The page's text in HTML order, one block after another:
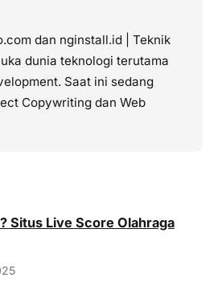
dan nginstall.id | Teknik
dunia teknologi terutama
Saat ini sedang
Copywriting dan Web
Situs Live Score Olahraga